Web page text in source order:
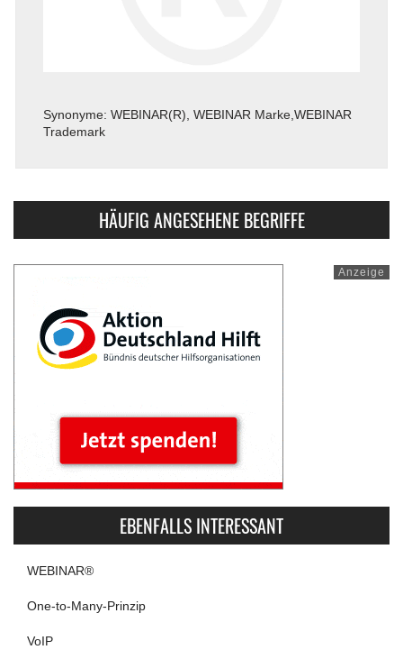
Synonyme: WEBINAR(R), WEBINAR Marke,WEBINAR
Trademark
HÄUFIG ANGESEHENE BEGRIFFE
Anzeige
EBENFALLS INTERESSANT
WEBINAR®
One-to-Many-Prinzip
VoIP